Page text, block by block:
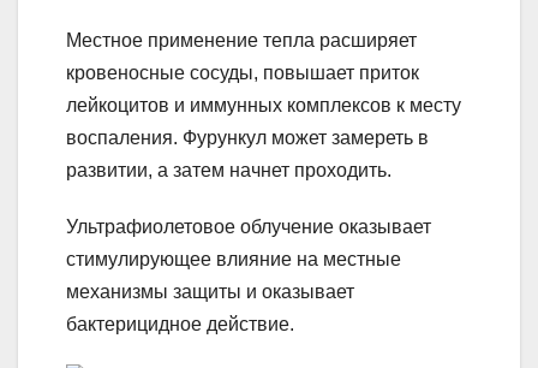
Местное применение тепла расширяет
кровеносные сосуды, повышает приток
лейкоцитов и иммунных комплексов к месту
воспаления. Фурункул может замереть в
развитии, а затем начнет проходить.
Ультрафиолетовое облучение оказывает
стимулирующее влияние на местные
механизмы защиты и оказывает
бактерицидное действие.